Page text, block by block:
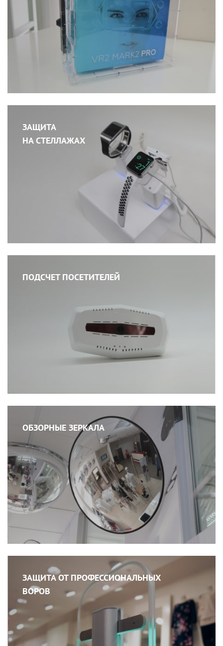
ЗАЩИТА
НА СТЕЛЛАЖАХ
ПОДСЧЕТ ПОСЕТИТЕЛЕЙ
ОБЗОРНЫЕ ЗЕРКАЛА
ЗАЩИТА ОТ ПРОФЕССИОНАЛЬНЫХ
ВОРОВ